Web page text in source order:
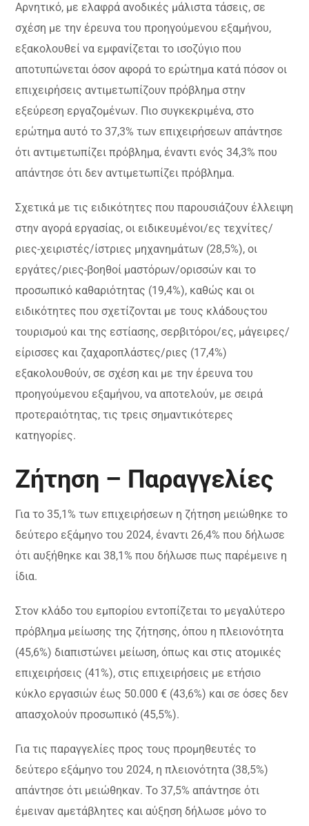
Αρνητικό, με ελαφρά ανοδικές μάλιστα τάσεις, σε
σχέση με την έρευνα του προηγούμενου εξαμήνου,
εξακολουθεί να εμφανίζεται το ισοζύγιο που
αποτυπώνεται όσον αφορά το ερώτημα κατά πόσον οι
επιχειρήσεις αντιμετωπίζουν πρόβλημα στην
εξεύρεση εργαζομένων. Πιο συγκεκριμένα, στο
ερώτημα αυτό το 37,3% των επιχειρήσεων απάντησε
ότι αντιμετωπίζει πρόβλημα, έναντι ενός 34,3% που
απάντησε ότι δεν αντιμετωπίζει πρόβλημα.
Σχετικά με τις ειδικότητες που παρουσιάζουν έλλειψη
στην αγορά εργασίας, οι ειδικευμένοι/ες τεχνίτες/
ριες-χειριστές/ίστριες μηχανημάτων (28,5%), οι
εργάτες/ριες-βοηθοί μαστόρων/ορισσών και το
προσωπικό καθαριότητας (19,4%), καθώς και οι
ειδικότητες που σχετίζονται με τους κλάδουςτου
τουρισμού και της εστίασης, σερβιτόροι/ες, μάγειρες/
είρισσες και ζαχαροπλάστες/ριες (17,4%)
εξακολουθούν, σε σχέση και με την έρευνα του
προηγούμενου εξαμήνου, να αποτελούν, με σειρά
προτεραιότητας, τις τρεις σημαντικότερες
κατηγορίες.
Ζήτηση – Παραγγελίες
Για το 35,1% των επιχειρήσεων η ζήτηση μειώθηκε το
δεύτερο εξάμηνο του 2024, έναντι 26,4% που δήλωσε
ότι αυξήθηκε και 38,1% που δήλωσε πως παρέμεινε η
ίδια.
Στον κλάδο του εμπορίου εντοπίζεται το μεγαλύτερο
πρόβλημα μείωσης της ζήτησης, όπου η πλειονότητα
(45,6%) διαπιστώνει μείωση, όπως και στις ατομικές
επιχειρήσεις (41%), στις επιχειρήσεις με ετήσιο
κύκλο εργασιών έως 50.000 € (43,6%) και σε όσες δεν
απασχολούν προσωπικό (45,5%).
Για τις παραγγελίες προς τους προμηθευτές το
δεύτερο εξάμηνο του 2024, η πλειονότητα (38,5%)
απάντησε ότι μειώθηκαν. Το 37,5% απάντησε ότι
έμειναν αμετάβλητες και αύξηση δήλωσε μόνο το